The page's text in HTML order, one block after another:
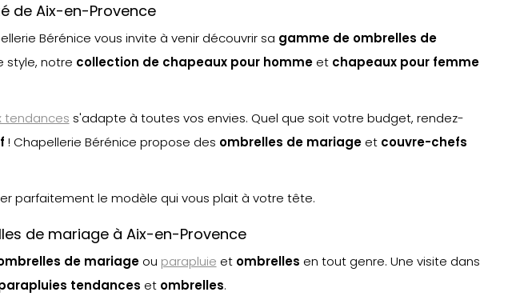
de Aix-en-Provence
Bérénice vous invite à venir découvrir sa gamme de ombrelles de
style, notre collection de chapeaux pour hommeet chapeaux pour femme
tendances s'adapte à toutes vos envies. Quel que soit votre budget, rendez-
! Chapellerie Bérénice propose des ombrelles de mariageet couvre-chefs
parfaitement le modèle qui vous plait à votre tête.
de mariage à Aix-en-Provence
de mariageou parapluie et ombrelles en tout genre. Une visite dans
tendances et ombrelles.